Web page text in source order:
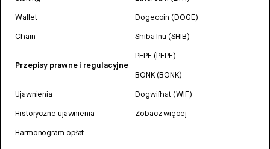
Wallet
Chain
Przepisy prawne i regulacyjne
Ujawnienia
Historyczne ujawnienia
Harmonogram opłat
Dogecoin (DOGE)
Shiba Inu (SHIB)
PEPE (PEPE)
BONK (BONK)
Dogwifhat (WIF)
Zobacz więcej